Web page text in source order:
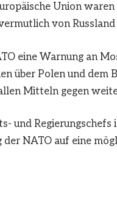
Union
von
eine Warnung an
über Polen und dem
Mitteln gegen
und Regierungschefs
NATO auf eine